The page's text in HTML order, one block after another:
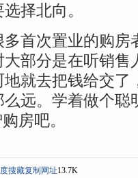
择北向。
首次置业的购房
部分是在听销售
就去把钱给交了
远。学着做个聪
房吧。
搜藏复制网址13.7K